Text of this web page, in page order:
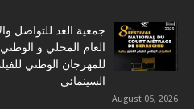
جمعية الغد للتواصل
العام المحلي و
للمهرجان الوطني
السينمائي
August 05, 2026